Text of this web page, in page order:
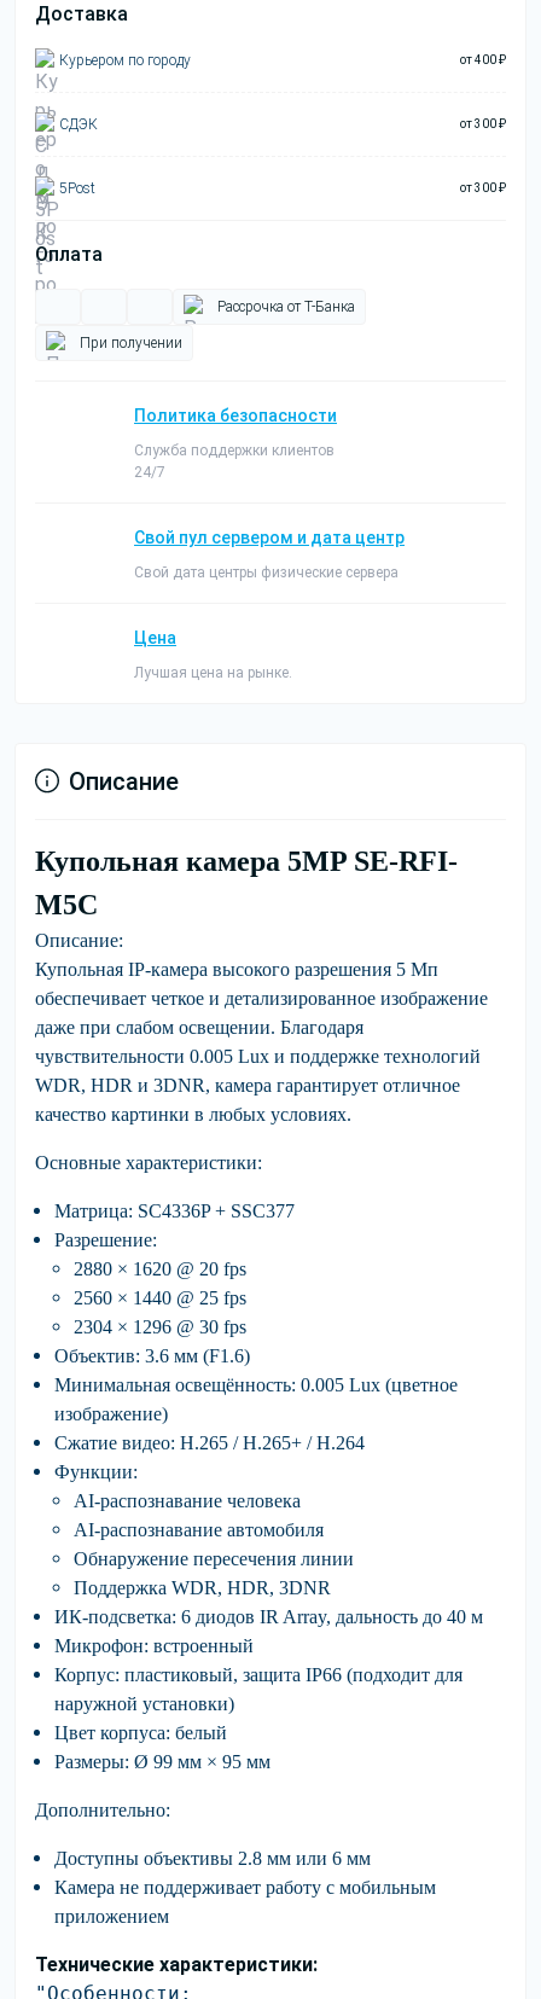
Доставка
Курьером по городу от 400 ₽
СДЭК от 300 ₽
5Post от 300 ₽
Оплата
Рассрочка от Т-Банка
При получении
Политика безопасности
Служба поддержки клиентов
24/7
Свой пул сервером и дата центр
Свой дата центры физические сервера
Цена
Лучшая цена на рынке.
Описание
Купольная камера 5MP SE-RFI-
M5C
Описание:
Купольная IP-камера высокого разрешения 5 Мп
обеспечивает четкое и детализированное изображение
даже при слабом освещении. Благодаря
чувствительности 0.005 Lux и поддержке технологий
WDR, HDR и 3DNR, камера гарантирует отличное
качество картинки в любых условиях.
Основные характеристики:
Матрица: SC4336P + SSC377
Разрешение:
2880 × 1620 @ 20 fps
2560 × 1440 @ 25 fps
2304 × 1296 @ 30 fps
Объектив: 3.6 мм (F1.6)
Минимальная освещённость: 0.005 Lux (цветное
изображение)
Сжатие видео: H.265 / H.265+ / H.264
Функции:
AI-распознавание человека
AI-распознавание автомобиля
Обнаружение пересечения линии
Поддержка WDR, HDR, 3DNR
ИК-подсветка: 6 диодов IR Array, дальность до 40 м
Микрофон: встроенный
Корпус: пластиковый, защита IP66 (подходит для
наружной установки)
Цвет корпуса: белый
Размеры: Ø 99 мм × 95 мм
Дополнительно:
Доступны объективы 2.8 мм или 6 мм
Камера не поддерживает работу с мобильным
приложением
Технические характеристики:
"Особенности: